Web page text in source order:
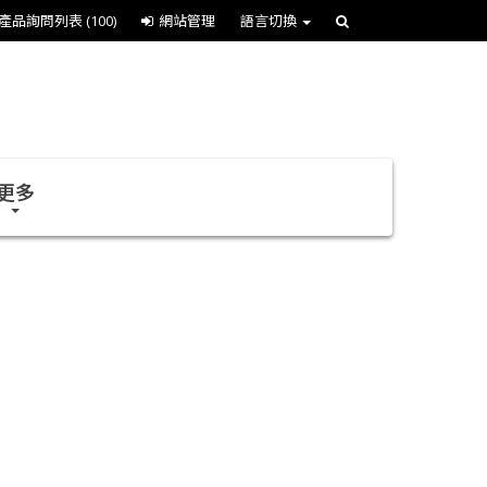
品詢問列表(100) 網站管理 語言切換
多